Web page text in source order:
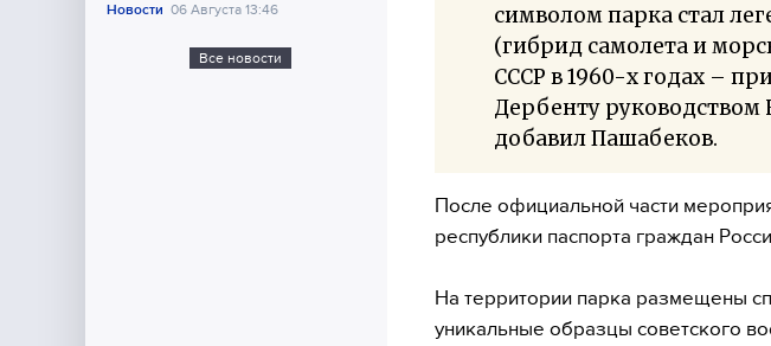
Новости 06 Августа 13:46
Все новости
символом парка стал
(гибрид самолета и
СССР в 1960-х годах –
Дербенту
добавил Пашабеков.
После официальной части
республики паспорта граждан
На территории парка размещены
уникальные образцы советского